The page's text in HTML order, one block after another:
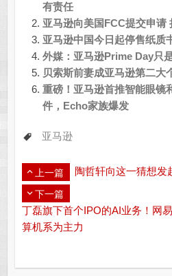
有责任
亚马逊向美国FCC提交申请
亚马逊中国今日起停售纸质
外媒：亚马逊Prime Day只
贝索斯前妻成亚马逊第二大
重磅！亚马逊首推智能眼镜
件，Echo家族爆发
亚马逊
上一篇 陶哲轩向这一猜想发
下一篇
丁磊旗下首个IPO的AI业务！网
算机系为主力